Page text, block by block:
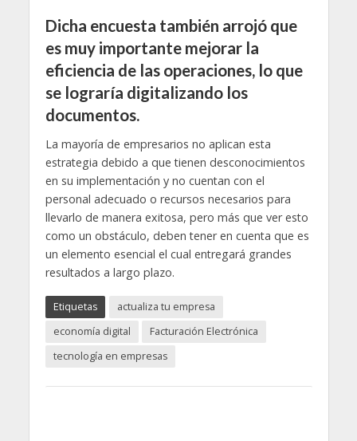
Dicha encuesta también arrojó que
es muy importante mejorar la
eficiencia de las operaciones, lo que
se lograría digitalizando los
documentos.
La mayoría de empresarios no aplican esta
estrategia debido a que tienen desconocimientos
en su implementación y no cuentan con el
personal adecuado o recursos necesarios para
llevarlo de manera exitosa, pero más que ver esto
como un obstáculo, deben tener en cuenta que es
un elemento esencial el cual entregará grandes
resultados a largo plazo.
Etiquetas
actualiza tu empresa
economía digital
Facturación Electrónica
tecnología en empresas